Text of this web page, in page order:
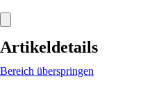
Artikeldetails
Bereich überspringen